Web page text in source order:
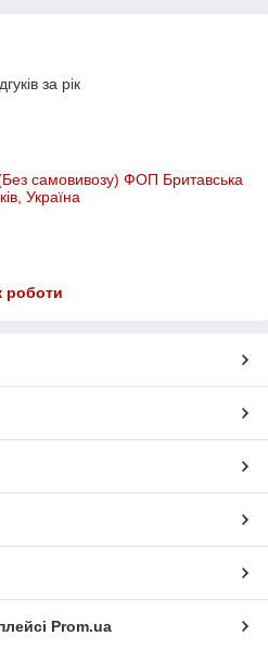
за рік
самовивозу) ФОП Бритавська
Україна
роботи
Prom.ua